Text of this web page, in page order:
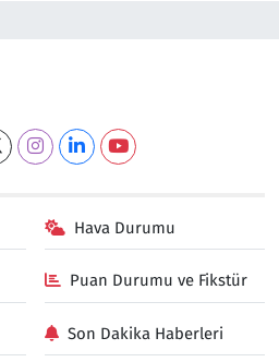
Hava Durumu
Puan Durumu ve Fikstür
Son Dakika Haberleri